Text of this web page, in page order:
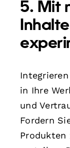
5. Mit
in Ihre
und
Fordern